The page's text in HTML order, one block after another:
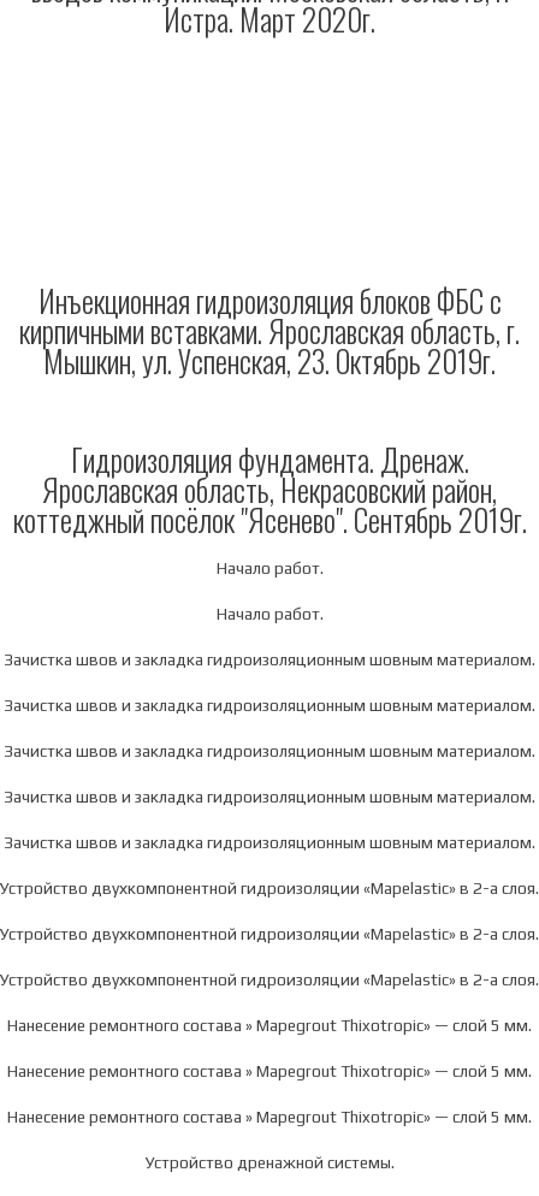
Истра. Март 2020г.
Инъекционная гидроизоляция блоков ФБС с
кирпичными вставками. Ярославская область, г.
Мышкин, ул. Успенская, 23. Октябрь 2019г.
Гидроизоляция фундамента. Дренаж.
Ярославская область, Некрасовский район,
коттеджный посёлок "Ясенево". Сентябрь 2019г.
Начало работ.
Начало работ.
Зачистка швов и закладка гидроизоляционным шовным материалом.
Зачистка швов и закладка гидроизоляционным шовным материалом.
Зачистка швов и закладка гидроизоляционным шовным материалом.
Зачистка швов и закладка гидроизоляционным шовным материалом.
Зачистка швов и закладка гидроизоляционным шовным материалом.
Устройство двухкомпонентной гидроизоляции «Mapelastic» в 2-а слоя.
Устройство двухкомпонентной гидроизоляции «Mapelastic» в 2-а слоя.
Устройство двухкомпонентной гидроизоляции «Mapelastic» в 2-а слоя.
Нанесение ремонтного состава » Mapegrout Thixotropic» — слой 5 мм.
Нанесение ремонтного состава » Mapegrout Thixotropic» — слой 5 мм.
Нанесение ремонтного состава » Mapegrout Thixotropic» — слой 5 мм.
Устройство дренажной системы.